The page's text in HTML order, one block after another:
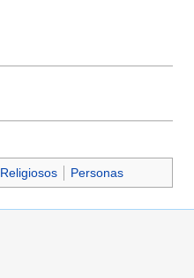
Religiosos Personas